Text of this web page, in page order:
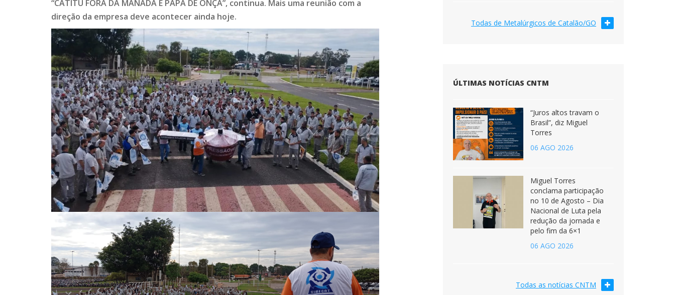
“CATITU FORA DA MANADA É PAPÁ DE ONÇA”, continua. Mais uma reunião com a
direção da empresa deve acontecer ainda hoje.
Todas de Metalúrgicos de Catalão/GO
ÚLTIMAS NOTÍCIAS CNTM
“Juros altos travam o
Brasil”, diz Miguel
Torres
06 AGO 2026
Miguel Torres
conclama participação
no 10 de Agosto – Dia
Nacional de Luta pela
redução da jornada e
pelo fim da 6×1
06 AGO 2026
Todas as notícias CNTM